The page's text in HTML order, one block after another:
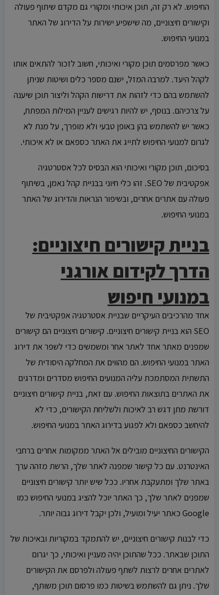
החיפוש. לא רק זה, תוכן איכותי ומקורי גם מקדם שיתוף פעולה
וקישורים חיצוניים, מה שישפיע ישירות על הדירוג של האתר
במנועי החיפוש.
כאשר מפרסמים תוכן מקורי ואיכותי, חשוב לזכור להתאים אותו
לקהל היעד. למרבה המזל, ישנם מספר כלים ושיטות שניתן
להשתמש בהם כדי לזהות את דרישות הקהל וליצור תוכן שיענה
על צרכיהם. בנוסף, יש להיות רגישים לעניין המילות המפתח,
כאשר יש להשתמש בהן באופן טבעי ולא מופרך, על מנת לא
לגרום למנועי החיפוש לתייג את האתר כספאם או לא איכותי.
בסיכום, תוכן מקורי ואיכותי הוא הבסיס לכל אסטרטגיה
אפקטיבית של SEO. זהו כלי חיוני בבניית קהל נאמן, בשיתוף
פעולה עם אתרים אחרים, ובשיפור הנראות והדירוג של האתר
במנועי החיפוש.
בניית קישורים חיצוניים:
הדרך לקידום אורגני
במנועי חיפוש
אחד מהרכיבים העיקריים שבניית אסטרטגיה אפקטיבית של
SEO הוא בניית קישורים חיצוניים. קישורים חיצוניים הם קישורים
שמפנים מאתר אחד לאתר אחר ומשמשים כדי לשפר את דירוג
האתר במנועי החיפוש. הם מהווים את המחלקה היסודית של
התשתית המסתמכת עליה המנועים החיפוש מסדרים ומדרגים
את האתרים בתוצאות החיפוש. עם זאת, בניית קישורים חיצוניים
דורשת מתן דגש רב לאיכות ולשליחת הקישורים, כדי לא
להיחשב כספאם ולא לפגוע בדירוג האתר במנועי החיפוש.
הקישורים החיצוניים מובילים אל האתר ממקומות אחרים ברחבי
האינטרנט. עם כל קישור שמפנה לאתר שלך, הרשת מזהה ערך
באתר שלך ומתעקבת אחריו. ככל שיש יותר קישורים חיצוניים
שמפנים לאתר שלך, כך האתר יוכל להציג במנועי החיפוש כמו
Google כאתר יעיל ומועיל, ולכן יקבל דירוג גבוה יותר.
כדי לבנות קישורים חיצוניים, יש להתמקד במקוריות ובאיכות של
התוכן שבאתר. ככל שהתוכן יהיה מעניין ואיכותי, כך יגרום
לאתרים אחרים לרצות לשתף פעולה ולפרסם את הקישורים
שלך. ניתן גם להשתמש בשיטות כמו פרסום תוכן משותף,